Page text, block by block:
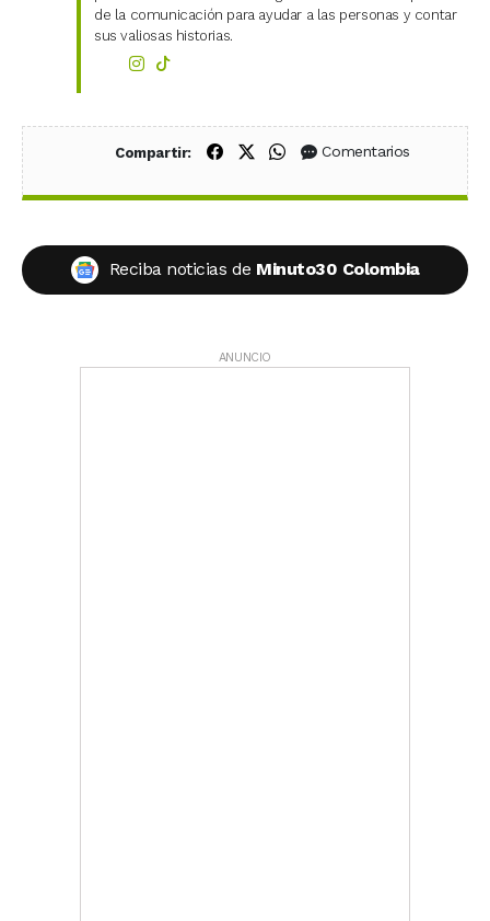
de la comunicación para ayudar a las personas y contar
sus valiosas historias.
Compartir: Compartir en Facebook
Compartir en X (Twitter)
Compartir en WhatsApp
Comentarios
Reciba noticias de Minuto30 Colombia
ANUNCIO